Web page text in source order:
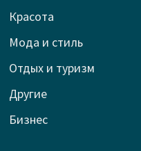
Красота
Мода и стиль
Отдых и туризм
Другие
Бизнес